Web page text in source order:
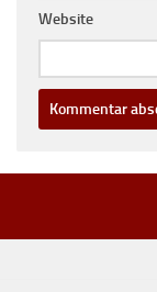
Website